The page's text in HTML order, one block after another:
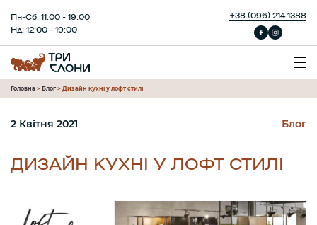
Пн-Сб: 11:00 - 19:00
Нд: 12:00 - 19:00
+38 (096) 214 1388
Головна > Блог > Дизайн кухні у лофт стилі
ДИЗАЙН КУХНІ У ЛОФТ СТИЛІ
2 Квітня 2021 Блог